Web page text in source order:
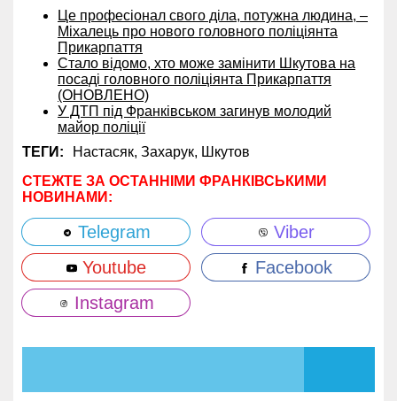
Це професіонал свого діла, потужна людина, –
Міхалець про нового головного поліціянта
Прикарпаття
Стало відомо, хто може замінити Шкутова на
посаді головного поліціянта Прикарпаття
(ОНОВЛЕНО)
У ДТП під Франківськом загинув молодий
майор поліції
ТЕГИ:
Настасяк, Захарук, Шкутов
СТЕЖТЕ ЗА ОСТАННІМИ ФРАНКІВСЬКИМИ
НОВИНАМИ:
Telegram
Viber
Youtube
Facebook
Instagram